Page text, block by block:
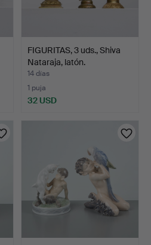
FIGURITAS, 3 uds., Shiva
Nataraja, latón.
14 días
1 puja
32 USD